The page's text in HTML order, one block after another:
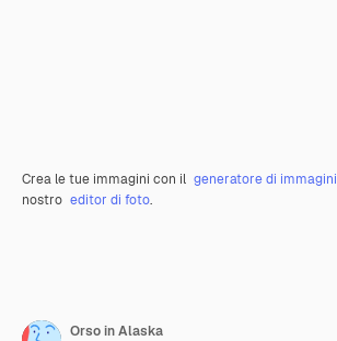
Crea le tue immagini con il generatore di immagini
nostro editor di foto.
Orso in Alaska